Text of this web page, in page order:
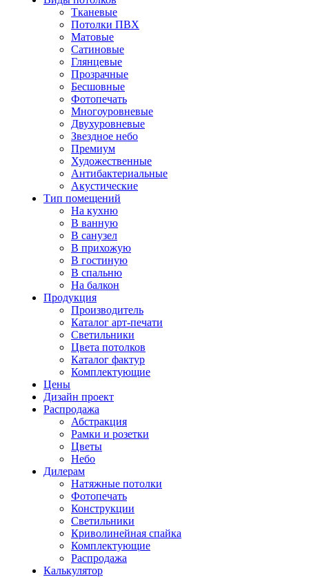
Тканевые
Потолки ПВХ
Матовые
Сатиновые
Глянцевые
Прозрачные
Бесшовные
Фотопечать
Многоуровневые
Двухуровневые
Звездное небо
Премиум
Художественные
Антибактериальные
Акустические
Тип помещений
На кухню
В ванную
В санузел
В прихожую
В гостиную
В спальню
На балкон
Продукция
Производитель
Каталог арт-печати
Светильники
Цвета потолков
Каталог фактур
Комплектующие
Цены
Дизайн проект
Распродажа
Абстракция
Рамки и розетки
Цветы
Небо
Дилерам
Натяжные потолки
Фотопечать
Конструкции
Светильники
Криволинейная спайка
Комплектующие
Распродажа
Калькулятор